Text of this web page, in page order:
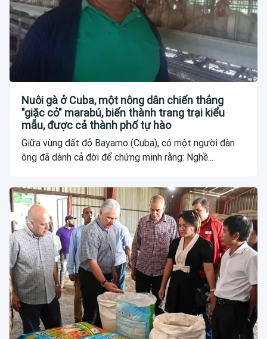
Nuôi gà ở Cuba, một nông dân chiến thắng
"giặc cỏ" marabú, biến thành trang trại kiểu
mẫu, được cả thành phố tự hào
Giữa vùng đất đỏ Bayamo (Cuba), có một người đàn
ông đã dành cả đời để chứng minh rằng: Nghề...